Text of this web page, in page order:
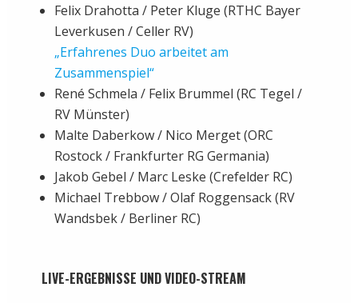
Felix Drahotta / Peter Kluge (RTHC Bayer
Leverkusen / Celler RV)
„Erfahrenes Duo arbeitet am
Zusammenspiel“
René Schmela / Felix Brummel (RC Tegel /
RV Münster)
Malte Daberkow / Nico Merget (ORC
Rostock / Frankfurter RG Germania)
Jakob Gebel / Marc Leske (Crefelder RC)
Michael Trebbow / Olaf Roggensack (RV
Wandsbek / Berliner RC)
LIVE-ERGEBNISSE UND VIDEO-STREAM